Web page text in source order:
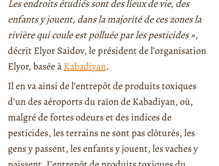
Les endroits étudiés sont des lieux de vie, des
enfants y jouent, dans la majorité de ces zones la
rivière qui coule est polluée par les pesticides »,
décrit Elyor Saidov, le président de l’organisation
Elyor, basée àKabadiyan.
Il en va ainsi de l’entrepôt de produits toxiques
d’un des aéroports du raïon de Kabadiyan, où,
malgré de fortes odeurs et des indices de
pesticides, les terrains ne sont pas clôturés, les
gens y passent, les enfants y jouent, les vaches y